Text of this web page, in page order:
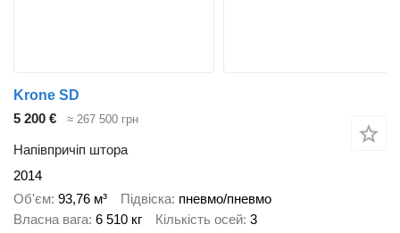
Krone SD
5 200 €
≈ 267 500 грн
Напівпричіп штора
2014
Об'єм 93,76 м³ Підвіска пневмо/пневмо
Власна вага 6 510 кг Кількість осей 3